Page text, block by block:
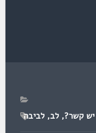
יש קשר?,לב,לביבה